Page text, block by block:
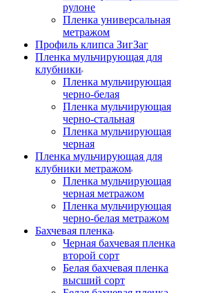
рулоне
Пленка универсальная
метражом
Профиль клипса ЗигЗаг
Пленка мульчирующая для
клубники
Пленка мульчирующая
черно-белая
Пленка мульчирующая
черно-стальная
Пленка мульчирующая
черная
Пленка мульчирующая для
клубники метражом
Пленка мульчирующая
черная метражом
Пленка мульчирующая
черно-белая метражом
Бахчевая пленка
Черная бахчевая пленка
второй сорт
Белая бахчевая пленка
высший сорт